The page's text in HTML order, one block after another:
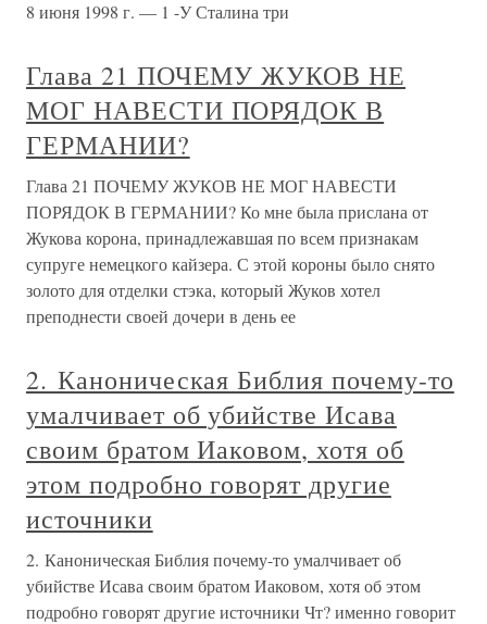
8 июня 1998 г. — 1 -У Сталина три
Глава 21 ПОЧЕМУ ЖУКОВ НЕ
МОГ НАВЕСТИ ПОРЯДОК В
ГЕРМАНИИ?
Глава 21 ПОЧЕМУ ЖУКОВ НЕ МОГ НАВЕСТИ
ПОРЯДОК В ГЕРМАНИИ? Ко мне была прислана от
Жукова корона, принадлежавшая по всем признакам
супруге немецкого кайзера. С этой короны было снято
золото для отделки стэка, который Жуков хотел
преподнести своей дочери в день ее
2. Каноническая Библия почему-то
умалчивает об убийстве Исава
своим братом Иаковом, хотя об
этом подробно говорят другие
источники
2. Каноническая Библия почему-то умалчивает об
убийстве Исава своим братом Иаковом, хотя об этом
подробно говорят другие источники Чт? именно говорит